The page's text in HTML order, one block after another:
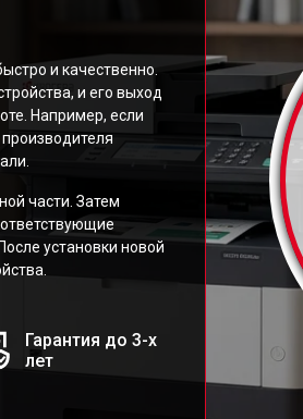
и качественно.
и его выход
Например, если
части. Затем
установки новой
Гарантия до 3-х
лет